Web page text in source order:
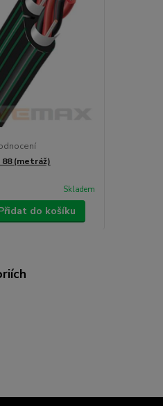
(metráž)
Skladem
do košíku